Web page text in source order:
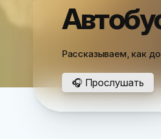
Рассказываем, как
🎧 Прослушать